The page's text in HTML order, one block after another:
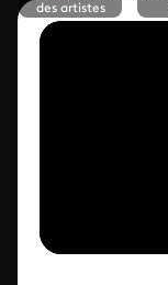
des artistes